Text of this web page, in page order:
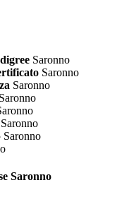
Saronno
Saronno
Saronno
Saronno
Saronno
Saronno
Saronno